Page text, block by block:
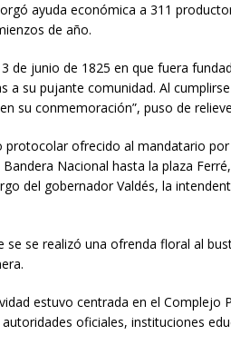
ayuda económica a 311
de año.
3 de junio de 1825 en que fuera
a su pujante comunidad. Al
su conmemoración”, puso de
protocolar ofrecido al mandatario
Nacional hasta la plaza
del gobernador Valdés, la
se se realizó una ofrenda floral al
estuvo centrada en el Complejo
oficiales, instituciones